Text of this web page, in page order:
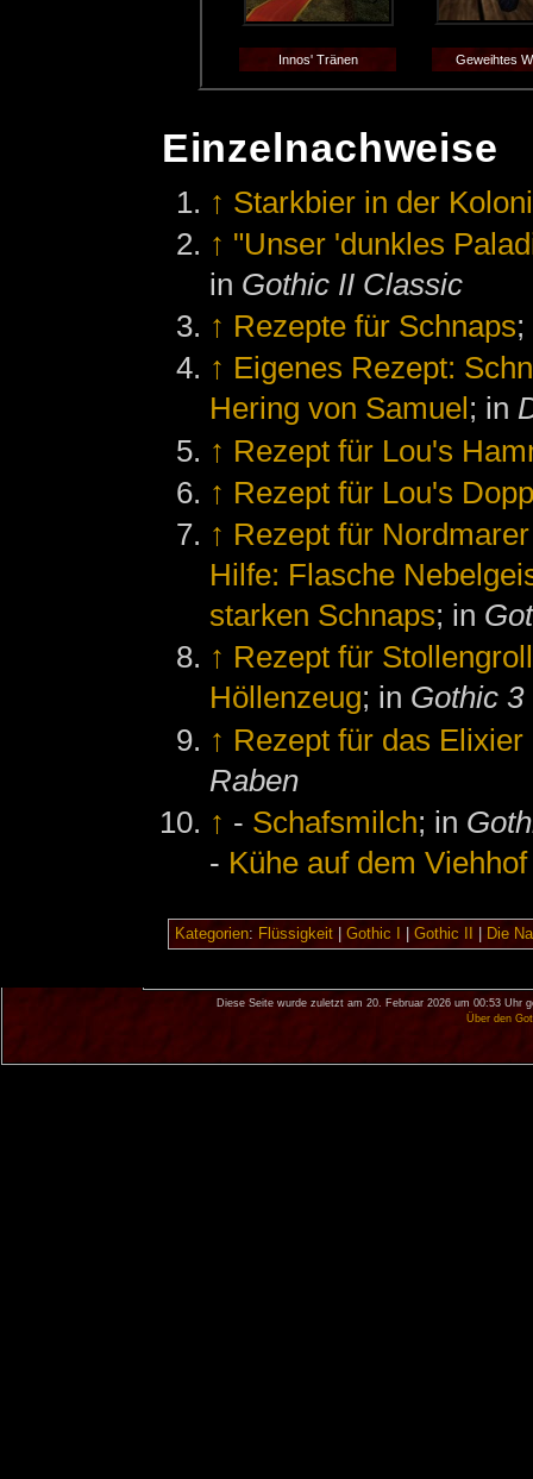
Innos' Tränen Geweihtes
Einzelnachweise
↑ Starkbier in der
↑ "Unser 'dunkles
in Gothic II Classic
↑ Rezepte für Schnaps
↑ Eigenes Rezept:
Hering von Samuel; in
↑ Rezept für Lou's
↑ Rezept für Lou's
↑ Rezept für
Hilfe: Flasche
starken Schnaps; in
↑ Rezept für
Höllenzeug; in Gothic
↑ Rezept für das
Raben
↑ - Schafsmilch; in
- Kühe auf dem
Kategorien: Flüssigkeit| Gothic I Gothic II Die
Diese Seite wurde zuletzt am 20. Februar 2026 um 00:53 Uhr
Über den